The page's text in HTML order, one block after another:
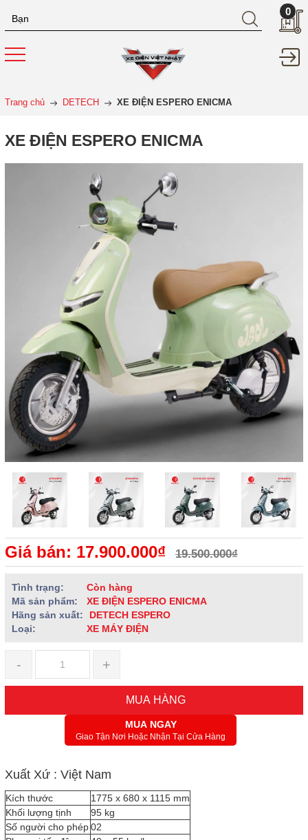
0
Trang chủ DETECH XE ĐIỆN ESPERO ENICMA
XE ĐIỆN ESPERO ENICMA
Giá bán: 17.900.000₫ 19.500.000₫
Tình trạng:
Còn hàng
Mã sản phẩm:
XE ĐIỆN ESPERO ENICMA
Hãng sản xuất:
DETECH ESPERO
Loại:
XE MÁY ĐIỆN
- +
MUA HÀNG
MUA NGAY
Giao Tận Nơi Hoặc Nhận Tại Cửa Hàng
Xuất Xứ : Việt Nam
Kích thước
1775 x 680 x 1115 mm
Khối lượng tịnh
95 kg
Số người cho phép02